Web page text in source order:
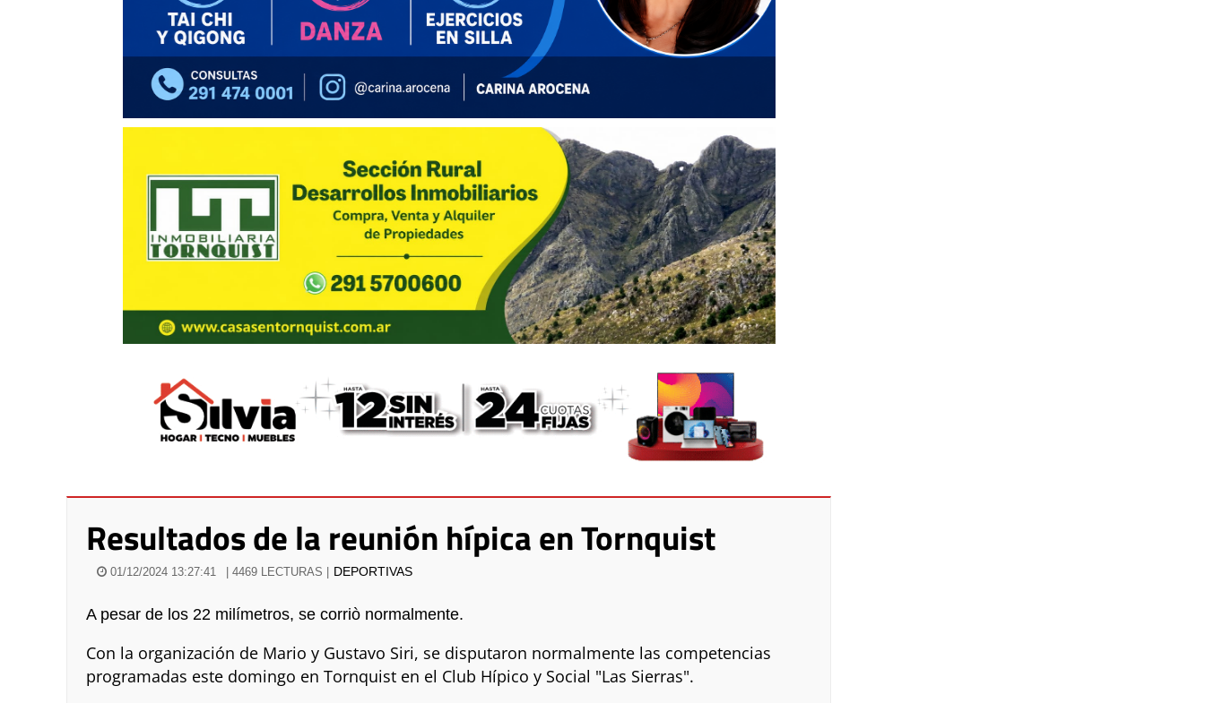
Resultados de la reunión hípica en Tornquist
01/12/2024 13:27:41 | 4469 LECTURAS | DEPORTIVAS
A pesar de los 22 milímetros, se corriò normalmente.
Con la organización de Mario y Gustavo Siri, se disputaron normalmente las competencias
programadas este domingo en Tornquist en el Club Hípico y Social "Las Sierras".